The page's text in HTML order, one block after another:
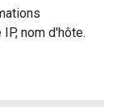
nom d'hôte.